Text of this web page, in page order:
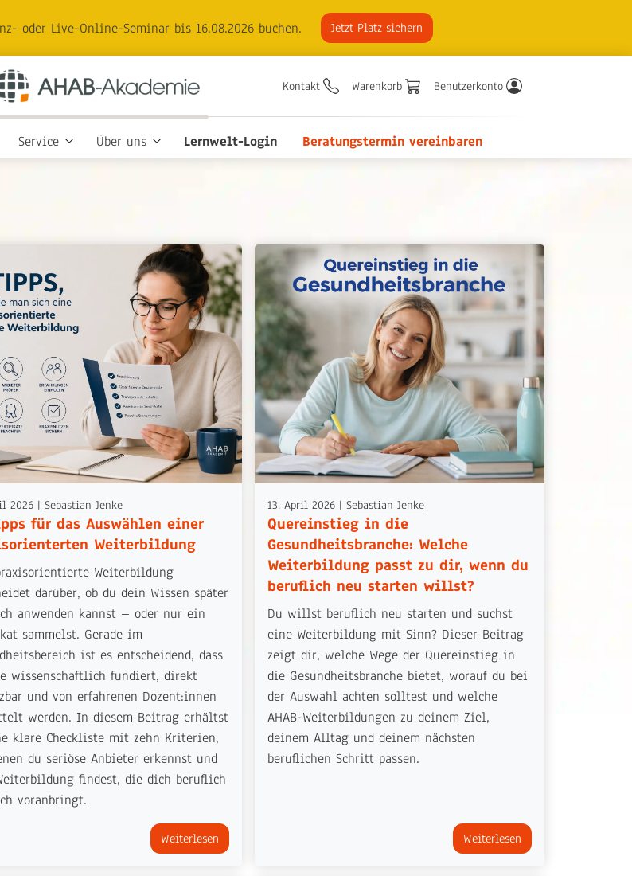
oder Live-Online-Seminar bis 16.08.2026 buchen. Jetzt Platz sichern
Kontakt Warenkorb Benutzerkonto
Service Über uns Lernwelt-Login Beratungstermin vereinbaren
2026 | Sebastian Jenke
für das Auswählen einer
Weiterbildung
Weiterbildung
darüber, ob du dein Wissen später
anwenden kannst – oder nur ein
sammelst. Gerade im
ist es entscheidend, dass
wissenschaftlich fundiert, direkt
und von erfahrenen Dozent:innen
werden. In diesem Beitrag erhältst
klare Checkliste mit zehn Kriterien,
du seriöse Anbieter erkennst und
findest, die dich beruflich
voranbringt.
Weiterlesen
13. April 2026 | Sebastian Jenke
Quereinstieg in die
Gesundheitsbranche: Welche
Weiterbildung passt zu dir, wenn du
beruflich neu starten willst?
Du willst beruflich neu starten und suchst
eine Weiterbildung mit Sinn? Dieser Beitrag
zeigt dir, welche Wege der Quereinstieg in
die Gesundheitsbranche bietet, worauf du bei
der Auswahl achten solltest und welche
AHAB-Weiterbildungen zu deinem Ziel,
deinem Alltag und deinem nächsten
beruflichen Schritt passen.
Weiterlesen